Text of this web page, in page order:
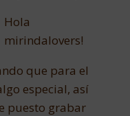
Hola
mirindalovers!
que para el
especial, así
puesto grabar